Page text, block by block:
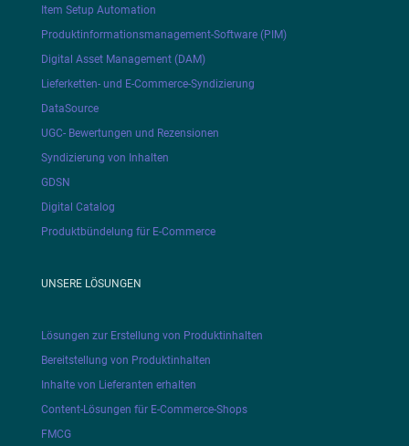
Item Setup Automation
Produktinformationsmanagement-Software (PIM)
Digital Asset Management (DAM)
Lieferketten- und E-Commerce-Syndizierung
DataSource
UGC- Bewertungen und Rezensionen
Syndizierung von Inhalten
GDSN
Digital Catalog
Produktbündelung für E-Commerce
UNSERE LÖSUNGEN
Lösungen zur Erstellung von Produktinhalten
Bereitstellung von Produktinhalten
Inhalte von Lieferanten erhalten
Content-Lösungen für E-Commerce-Shops
FMCG